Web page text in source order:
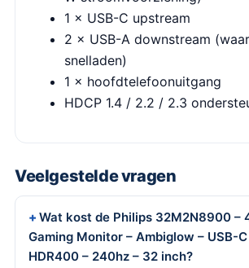
1 × USB-C upstream
2 × USB-A downstream
snelladen)
1 × hoofdtelefoonuitgang
HDCP 1.4 / 2.2 / 2.3
Veelgestelde vragen
Wat kost de Philips 32M2N8900 –
Gaming Monitor – Ambiglow – USB-
HDR400 – 240hz – 32 inch?